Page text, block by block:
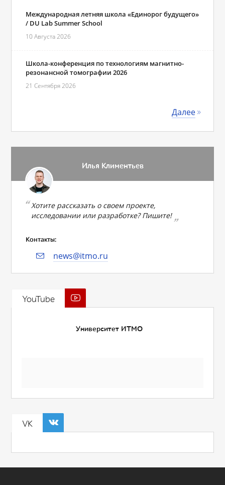
Международная летняя школа «Единорог будущего»
/ DU Lab Summer School
10 Августа 2026
Школа-конференция по технологиям магнитно-
резонансной томографии 2026
21 Сентября 2026
Далее
Илья Климентьев
Хотите рассказать о своем проекте,
исследовании или разработке? Пишите!
Контакты:
news@itmo.ru
YouTube
Университет ИТМО
VK